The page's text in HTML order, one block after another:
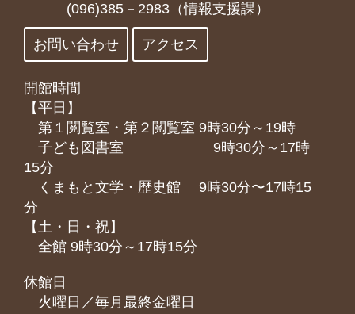
(096)385－2983（情報支援課）
お問い合わせ アクセス
開館時間
【平日】
第１閲覧室・第２閲覧室 9時30分～19時
子ども図書室 9時30分～17時
15分
くまもと⽂学・歴史館 9時30分〜17時15
分
【土・日・祝】
全館 9時30分～17時15分
休館日
火曜日／毎月最終金曜日